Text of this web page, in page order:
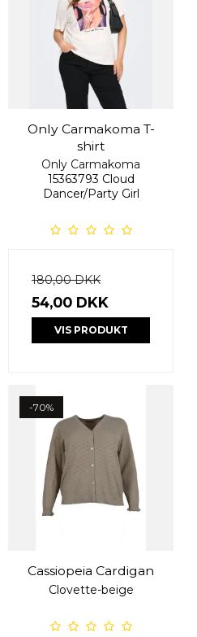
Only Carmakoma T-
shirt
Only Carmakoma
15363793 Cloud
Dancer/Party Girl
180,00 DKK
54,00 DKK
VIS PRODUKT
-70%
Cassiopeia Cardigan
Clovette-beige